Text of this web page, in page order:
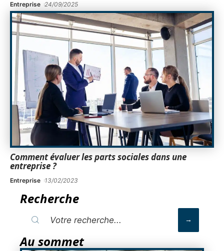
Entreprise 24/09/2025
Comment évaluer les parts sociales dans une
entreprise ?
Entreprise 13/02/2023
Recherche
Au sommet